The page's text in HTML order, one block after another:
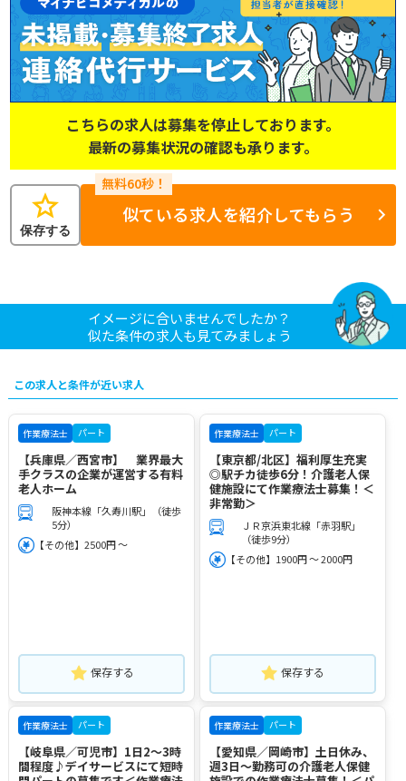
こちらの求人は募集を停止しております。
最新の募集状況の確認も承ります。
star
保存する
似ている求人を紹介してもらう
イメージに合いませんでしたか？
似た条件の求人も見てみましょう
この求人と条件が近い求人
作業療法士 パート
【兵庫県／西宮市】 業界最大
手クラスの企業が運営する有料
老人ホーム
阪神本線「久寿川駅」（徒歩
5分）
【その他】2500円 ～
保存する
作業療法士 パート
【東京都/北区】福利厚生充実
◎駅チカ徒歩6分！介護老人保
健施設にて作業療法士募集！＜
非常勤＞
ＪＲ京浜東北線「赤羽駅」
（徒歩9分）
【その他】1900円 ～ 2000円
保存する
作業療法士 パート
【岐阜県／可児市】1日2～3時
間程度♪デイサービスにて短時
作業療法士 パート
【愛知県／岡崎市】土日休み、
週3日～勤務可の介護老人保健